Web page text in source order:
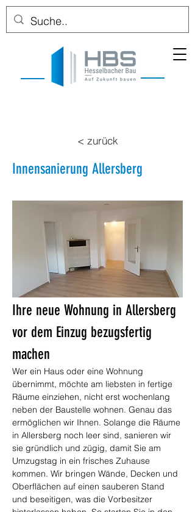
< zurück
Innensanierung Allersberg
Ihre neue Wohnung in Allersberg
vor dem Einzug bezugsfertig
machen
Wer ein Haus oder eine Wohnung
übernimmt, möchte am liebsten in fertige
Räume einziehen, nicht erst wochenlang
neben der Baustelle wohnen. Genau das
ermöglichen wir Ihnen. Solange die Räume
in Allersberg noch leer sind, sanieren wir
sie gründlich und zügig, damit Sie am
Umzugstag in ein frisches Zuhause
kommen. Wir bringen Wände, Decken und
Oberflächen auf einen sauberen Stand
und beseitigen, was die Vorbesitzer